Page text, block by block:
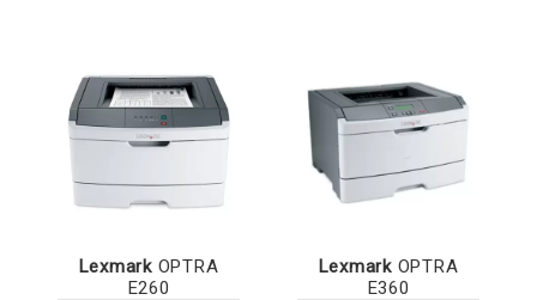
LexmarkOPTRA
E260
LexmarkOPTRA
E360